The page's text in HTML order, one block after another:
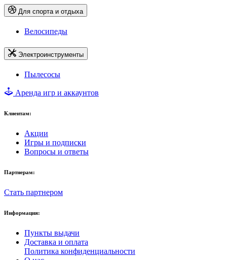
Для спорта и отдыха
Велосипеды
Электроинструменты
Пылесосы
Аренда игр и аккаунтов
Клиентам:
Акции
Игры и подписки
Вопросы и ответы
Партнерам:
Стать партнером
Информация:
Пункты выдачи
Доставка и оплата
Политика конфиденциальности